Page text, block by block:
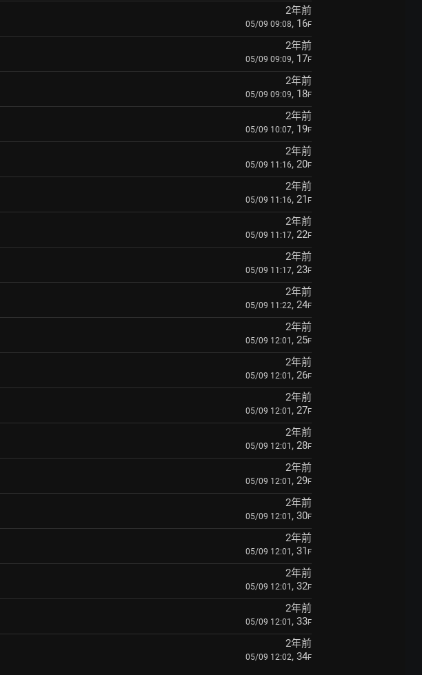
2年前
05/09 09:08, 16F
2年前
05/09 09:09, 17F
2年前
05/09 09:09, 18F
2年前
05/09 10:07, 19F
2年前
05/09 11:16, 20F
2年前
05/09 11:16, 21 F
2年前
05/09 11:17, 22F
2年前
05/09 11:17, 23F
2年前
05/09 11:22, 24F
2年前
05/09 12:01 , 25F
2年前
05/09 12:01 , 26F
2年前
05/09 12:01 , 27F
2年前
05/09 12:01 , 28F
2年前
05/09 12:01 , 29F
2年前
05/09 12:01 , 30F
2年前
05/09 12:01 , 31 F
2年前
05/09 12:01 , 32F
2年前
05/09 12:01 , 33F
2年前
05/09 12:02, 34F